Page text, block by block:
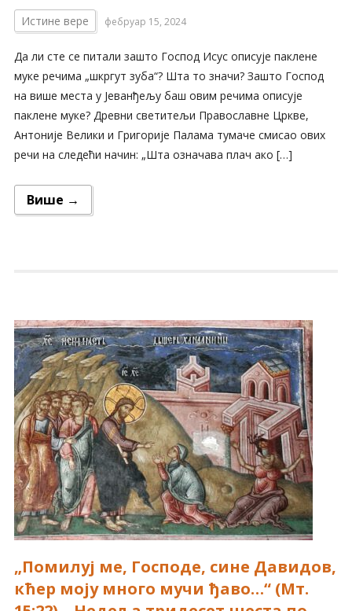
Истине вере фебруар 15, 2024
Да ли сте се питали зашто Господ Исус описује паклене
муке речима „шкргут зуба“? Шта то значи? Зашто Господ
на више места у Јеванђељу баш овим речима описује
паклене муке? Древни светитељи Православне Цркве,
Антоније Велики и Григорије Палама тумаче смисао ових
речи на следећи начин: „Шта означава плач ако […]
Више →
„Помилуј ме, Господе, сине Давидов,
кћер моју много мучи ђаво…“ (Мт.